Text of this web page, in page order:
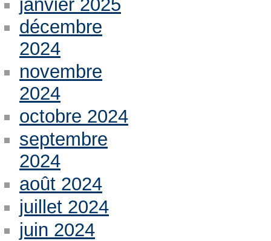
janvier 2025
décembre
2024
novembre
2024
octobre 2024
septembre
2024
août 2024
juillet 2024
juin 2024